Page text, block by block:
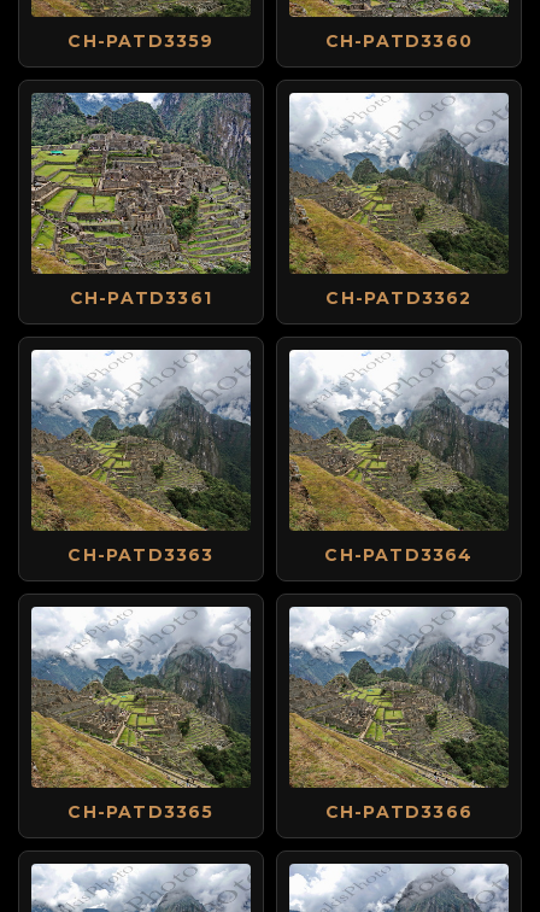
CH-PATD3359 CH-PATD3360
CH-PATD3361 CH-PATD3362
CH-PATD3363 CH-PATD3364
CH-PATD3365 CH-PATD3366